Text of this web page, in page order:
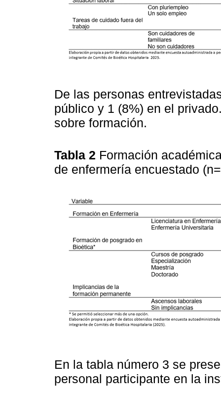
De las personas
público y 1 (8%) en el
sobre formación.
Tabla 2 Formación
de enfermería encuestado
En la tabla número 3 se
personal participante en la